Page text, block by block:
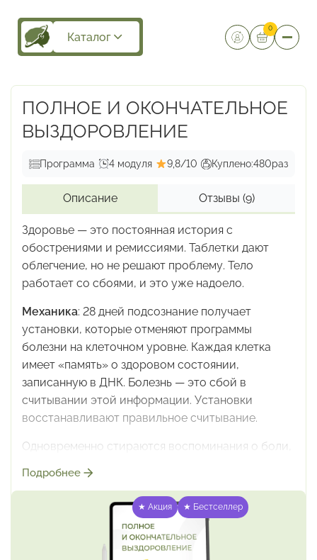
Каталог
0
ПОЛНОЕ И ОКОНЧАТЕЛЬНОЕ
ВЫЗДОРОВЛЕНИЕ
Программа 4 модуля 9,8/10 Куплено:480раз
Описание Отзывы (9)
Здоровье — это постоянная история с
обострениями и ремиссиями. Таблетки дают
облегчение, но не решают проблему. Тело
работает со сбоями, и это уже надоело.
Механика: 28 дней подсознание получает
установки, которые отменяют программы
болезни на клеточном уровне. Каждая клетка
имеет «память» о здоровом состоянии,
записанную в ДНК. Болезнь — это сбой в
считывании этой информации. Установки
восстанавливают правильное считывание.
Одновременно стираются воспоминания о боли,
подпитывало болезнь энергией.
образ здорового тела, который подсознание
начинает воспринимать как норму. Иммунная
получает чёткую инструкцию: что
именно считать «своим»,а что — атаковать.
Подробнее
★ Акция ★ Бестселлер